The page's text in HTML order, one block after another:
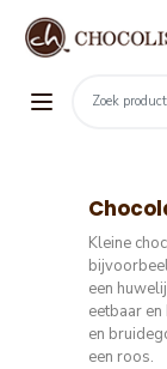
Kleine
een
eetbaar
en
een roos.